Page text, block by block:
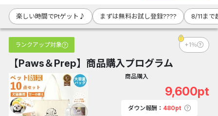
楽しい時間でPtゲット♪ まずは無料お試し登録???? 8/11ま
ランクアップ対象 +1％
【Paws＆Prep】商品購入プログラム
商品購入
9,600pt
ダウン報酬： 480pt